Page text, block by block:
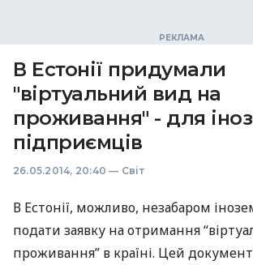
В Естонії придумали
"віртуальний вид на
проживання" - для
підприємців
26.05.2014, 20:40 — Світ
В Естонії, можливо, незабаром
подати заявку на отримання
проживання” в країні. Цей